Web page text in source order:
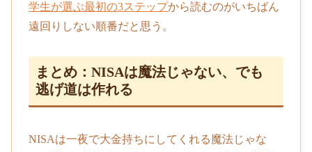
学生が選ぶ最初の3ステップから読むのがいちばん
遠回りしない順番だと思う。
まとめ：NISAは魔法じゃない、でも
逃げ道は作れる
NISAは一夜で大金持ちにしてくれる魔法じゃな